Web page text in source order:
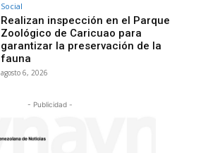
Social
Realizan inspección en el Parque
Zoológico de Caricuao para
garantizar la preservación de la
fauna
agosto 6, 2026
- Publicidad -